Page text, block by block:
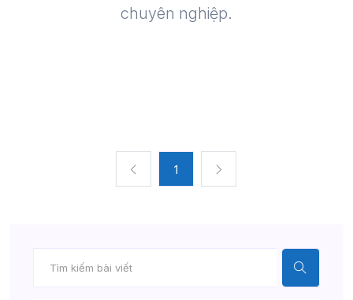
chuyên nghiệp.
1